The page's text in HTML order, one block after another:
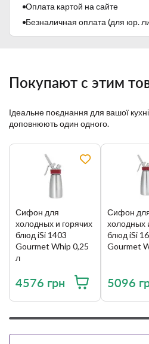
Оплата картой на сайте
Безналичная оплата (для юр.
Покупают с этим
Ідеальне поєднання для вашої
доповнюють один одного.
Сифон для
холодных и горячих
блюд iSi 1403
Gourmet Whip 0,25
л
4576 грн
Сифон
холодных
блюд iSi
Gourmet
5096